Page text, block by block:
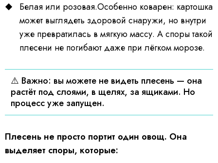
Белая или розовая.Особенно коварен: картошка
может выглядеть здоровой снаружи, но внутри
уже превратилась в мягкую массу. А споры такой
плесени не погибают даже при лёгком морозе.
⚠️ Важно: вы можете не видеть плесень — она
растёт под слоями, в щелях, за ящиками. Но
процесс уже запущен.
Плесень не просто портит один овощ. Она
выделяет споры, которые: